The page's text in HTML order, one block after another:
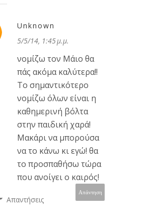
Unknown
5/5/14, 1:45 μ.μ.
νομίζω τον Μάιο θα
πάς ακόμα καλύτερα!!
Το σημαντικότερο
νομίζω όλων είναι η
καθημερινή βόλτα
στην παιδική χαρά!
Μακάρι να μπορούσα
να το κάνω κι εγώ! θα
το προσπαθήσω τώρα
που ανοίγει ο καιρός!
Απάντηση
Απαντήσεις